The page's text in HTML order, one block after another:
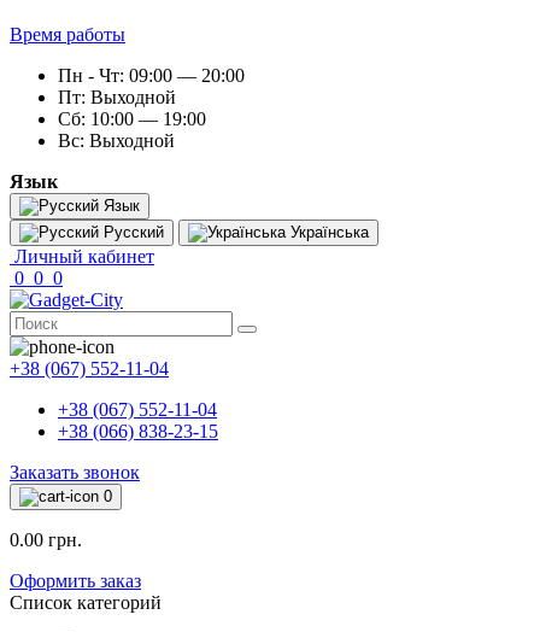
Время работы
Пн - Чт: 09:00 — 20:00
Пт: Выходной
Сб: 10:00 — 19:00
Вс: Выходной
Язык
Язык
Русский
Українська
Личный кабинет
0 0 0
+38 (067) 552-11-04
+38 (067) 552-11-04
+38 (066) 838-23-15
Заказать звонок
0
0.00 грн.
Оформить заказ
Список категорий